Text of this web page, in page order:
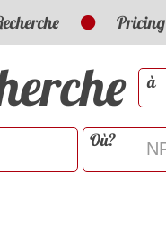
Pricing
à
Où?